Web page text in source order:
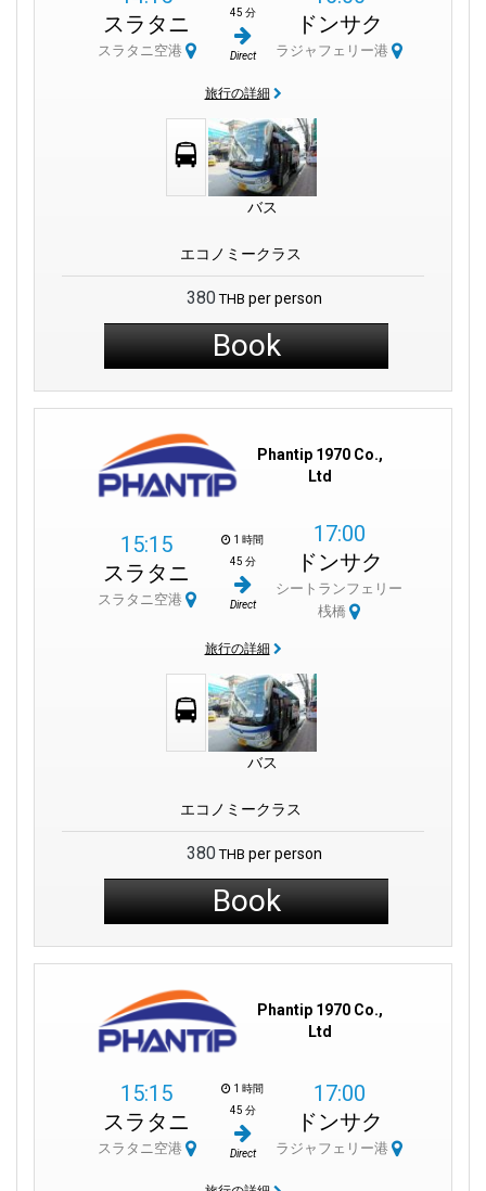
スラタニ
スラタニ空港
45 分
Direct
ドンサク
ラジャフェリー港
旅行の詳細
バス
エコノミークラス
380 THB per person
Book
Phantip 1970 Co.,
Ltd
15:15
スラタニ
スラタニ空港
1 時間
45 分
Direct
17:00
ドンサク
シートランフェリー
桟橋
旅行の詳細
バス
エコノミークラス
380 THB per person
Book
Phantip 1970 Co.,
Ltd
15:15
スラタニ
スラタニ空港
1 時間
45 分
Direct
17:00
ドンサク
ラジャフェリー港